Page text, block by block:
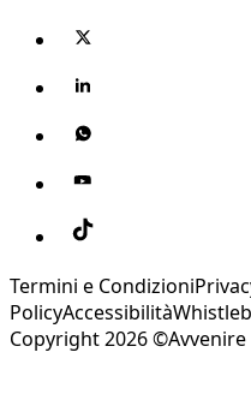
Termini e Condizioni
PolicyAccessibilità
Copyright 2026 ©Avvenire